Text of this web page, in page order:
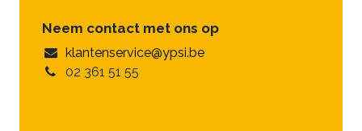
Neem contact met ons op
klantenservice@ypsi.be
02 361 51 55